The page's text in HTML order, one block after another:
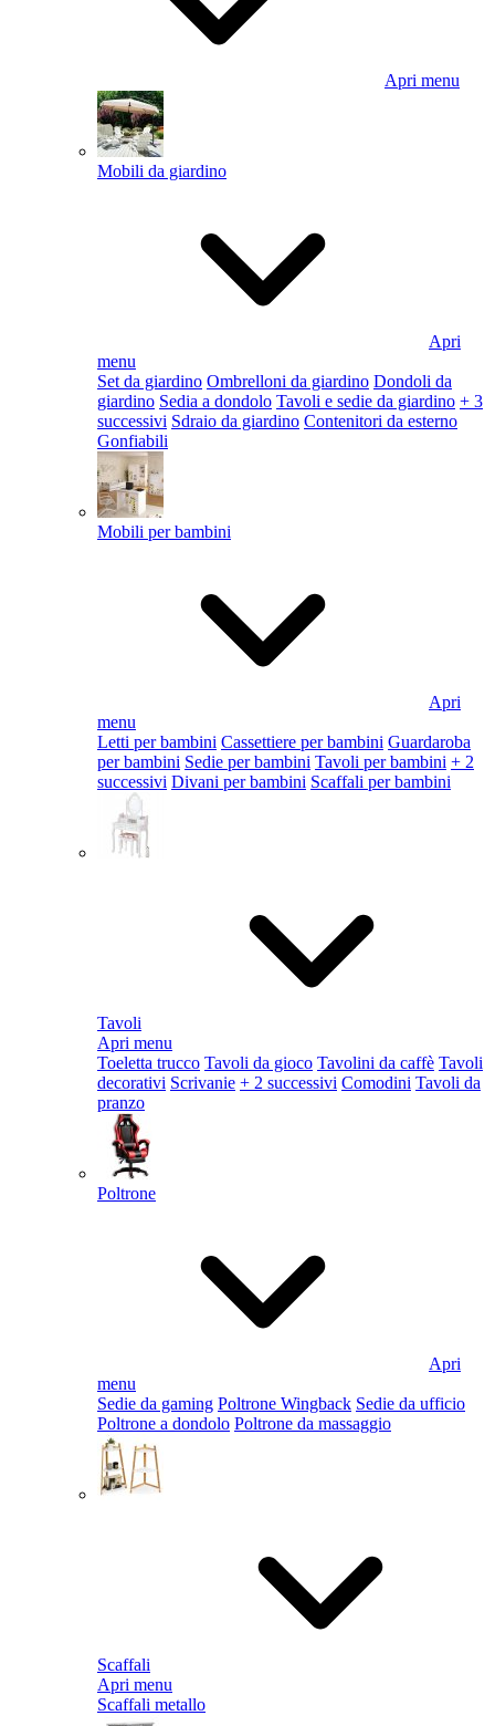
Apri menu
Mobili da giardino
Apri
menu
Set da giardino Ombrelloni da giardino Dondoli da
giardino Sedia a dondolo Tavoli e sedie da giardino + 3
successivi Sdraio da giardino Contenitori da esterno
Gonfiabili
Mobili per bambini
Apri
menu
Letti per bambini Cassettiere per bambini Guardaroba
per bambini Sedie per bambini Tavoli per bambini + 2
successivi Divani per bambini Scaffali per bambini
Tavoli
Apri menu
Toeletta trucco Tavoli da gioco Tavolini da caffè Tavoli
decorativi Scrivanie + 2 successivi Comodini Tavoli da
pranzo
Poltrone
Apri
menu
Sedie da gaming Poltrone Wingback Sedie da ufficio
Poltrone a dondolo Poltrone da massaggio
Scaffali
Apri menu
Scaffali metallo